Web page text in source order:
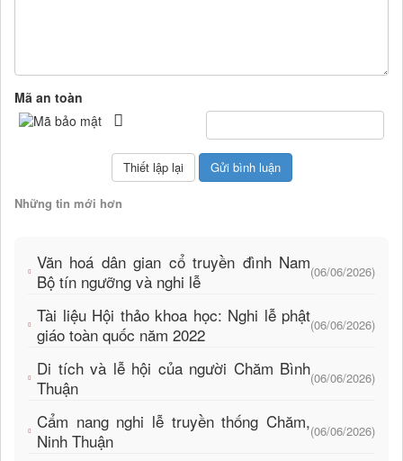
Mã an toàn
Những tin mới hơn
Văn hoá dân gian cổ truyền đình Nam
Bộ tín ngưỡng và nghi lễ
(06/06/2026)
Tài liệu Hội thảo khoa học: Nghi lễ phật
giáo toàn quốc năm 2022
(06/06/2026)
Di tích và lễ hội của người Chăm Bình
Thuận
(06/06/2026)
Cẩm nang nghi lễ truyền thống Chăm,
Ninh Thuận
(06/06/2026)